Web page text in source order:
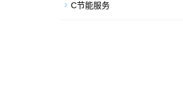
C节能服务